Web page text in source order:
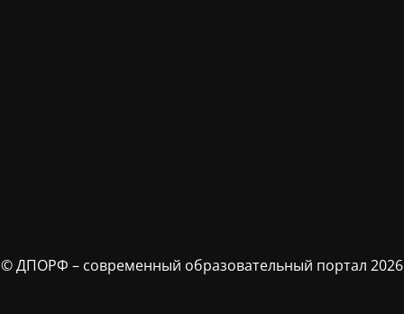
© ДПОРФ – современный образовательный портал 2026